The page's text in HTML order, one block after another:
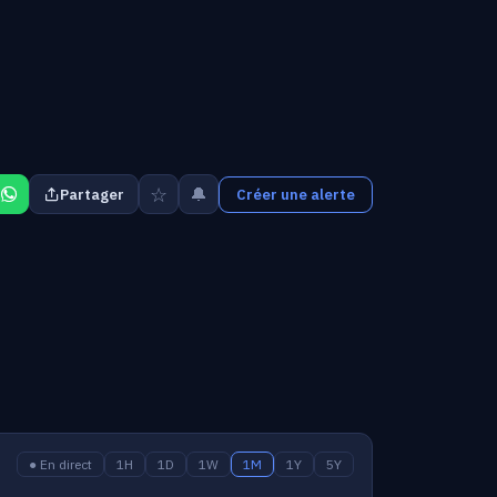
Partager ☆ 🔔 Créer une alerte
● En direct 1H 1D 1W 1M 1Y 5Y